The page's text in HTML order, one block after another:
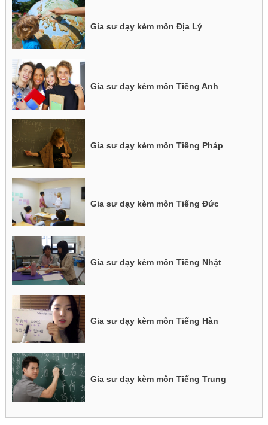
Gia sư dạy kèm môn Địa Lý
Gia sư dạy kèm môn Tiếng Anh
Gia sư dạy kèm môn Tiếng Pháp
Gia sư dạy kèm môn Tiếng Đức
Gia sư dạy kèm môn Tiếng Nhật
Gia sư dạy kèm môn Tiếng Hàn
Gia sư dạy kèm môn Tiếng Trung